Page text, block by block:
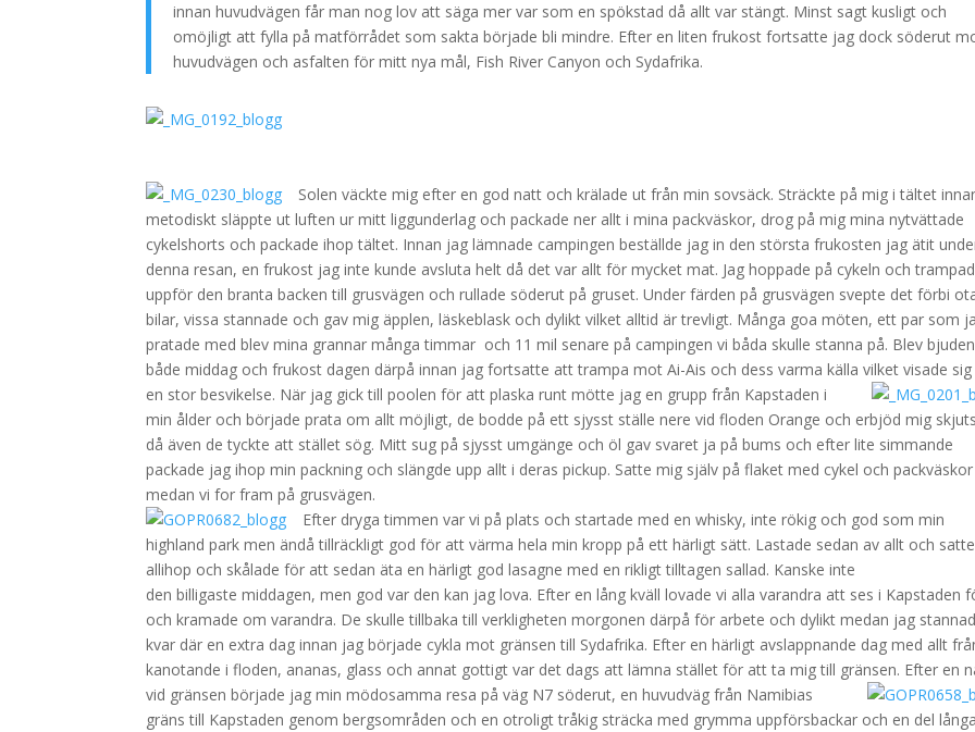
innan huvudvägen får man nog lov att säga mer var som en spökstad då allt var stängt. Minst sagt kusligt och
omöjligt att fylla på matförrådet som sakta började bli mindre. Efter en liten frukost fortsatte jag dock söderut
huvudvägen och asfalten för mitt nya mål, Fish River Canyon och Sydafrika.
Solen väckte mig efter en god natt och krälade ut från min sovsäck. Sträckte på mig i tältet
metodiskt släppte ut luften ur mitt liggunderlag och packade ner allt i mina packväskor, drog på mig mina nytvättade
cykelshorts och packade ihop tältet. Innan jag lämnade campingen beställde jag in den största frukosten jag ätit
denna resan, en frukost jag inte kunde avsluta helt då det var allt för mycket mat. Jag hoppade på cykeln och
uppför den branta backen till grusvägen och rullade söderut på gruset. Under färden på grusvägen svepte det förbi
bilar, vissa stannade och gav mig äpplen, läskeblask och dylikt vilket alltid är trevligt. Många goa möten, ett par som
pratade med blev mina grannar många timmar och 11 mil senare på campingen vi båda skulle stanna på. Blev
både middag och frukost dagen därpå innan jag fortsatte att trampa mot Ai-Ais och dess varma källa vilket visade sig
en stor besvikelse. När jag gick till poolen för att plaska runt mötte jag en grupp från Kapstaden i
min ålder och började prata om allt möjligt, de bodde på ett sjysst ställe nere vid floden Orange och erbjöd mig
då även de tyckte att stället sög. Mitt sug på sjysst umgänge och öl gav svaret ja på bums och efter lite simmande
packade jag ihop min packning och slängde upp allt i deras pickup. Satte mig själv på flaket med cykel och packväskor
medan vi for fram på grusvägen.
Efter dryga timmen var vi på plats och startade med en whisky, inte rökig och god som min
highland park men ändå tillräckligt god för att värma hela min kropp på ett härligt sätt. Lastade sedan av allt och
allihop och skålade för att sedan äta en härligt god lasagne med en rikligt tilltagen sallad. Kanske inte
den billigaste middagen, men god var den kan jag lova. Efter en lång kväll lovade vi alla varandra att ses i Kapstaden
och kramade om varandra. De skulle tillbaka till verkligheten morgonen därpå för arbete och dylikt medan jag
kvar där en extra dag innan jag började cykla mot gränsen till Sydafrika. Efter en härligt avslappnande dag med allt
kanotande i floden, ananas, glass och annat gottigt var det dags att lämna stället för att ta mig till gränsen. Efter en
vid gränsen började jag min mödosamma resa på väg N7 söderut, en huvudväg från Namibias
gräns till Kapstaden genom bergsområden och en otroligt tråkig sträcka med grymma uppförsbackar och en del långa